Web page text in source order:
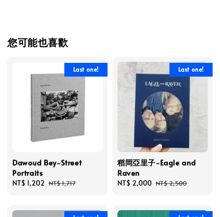
您可能也喜歡
Last one!
Dawoud Bey-Street
Portraits
Sale
NT$ 1,202 Regular
NT$ 1,717
Last one!
稻岡亞里子-Eagle and
Raven
Sale
NT$ 2,000 Regular
NT$ 2,500